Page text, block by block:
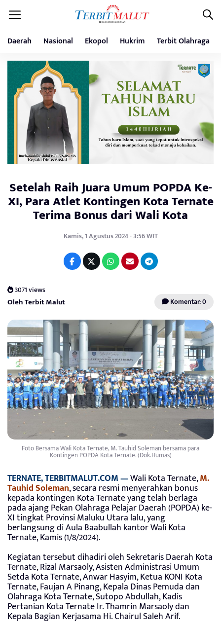
Daerah Nasional Ekopol Hukrim Terbit Olahraga
Setelah Raih Juara Umum POPDA Ke-
XI, Para Atlet Kontingen Kota Ternate
Terima Bonus dari Wali Kota
Kamis, 1 Agustus 2024 - 3:56 WIT
3071 views
Oleh Terbit Malut Komentar: 0
Foto Bersama Wali Kota Ternate, M. Tauhid Soleman bersama para
Kontingen POPDA Kota Ternate. (Dok.Humas)
TERNATE, TERBITMALUT.COM —Wali Kota Ternate,M.
Tauhid Soleman, secara resmi menyerahkan bonus
kepada kontingen Kota Ternate yang telah berlaga
pada ajang Pekan Olahraga Pelajar Daerah (POPDA) ke-
XI tingkat Provinsi Maluku Utara lalu, yang
berlangsung di Aula Baabullah kantor Wali Kota
Ternate, Kamis (1/8/2024).
Kegiatan tersebut dihadiri oleh Sekretaris Daerah Kota
Ternate, Rizal Marsaoly, Asisten Administrasi Umum
Setda Kota Ternate, Anwar Hasyim, Ketua KONI Kota
Ternate, Faujan A Pinang, Kepala Dinas Pemuda dan
Olahraga Kota Ternate, Sutopo Abdullah, Kadis
Pertanian Kota Ternate Ir. Thamrin Marsaoly dan
Kepala Bagian Kerjasama Hi. Chairul Saleh Arif.